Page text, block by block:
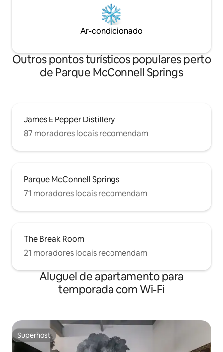
Ar-condicionado
Outros pontos turísticos populares perto
de Parque McConnell Springs
James E Pepper Distillery
87 moradores locais recomendam
Parque McConnell Springs
71 moradores locais recomendam
The Break Room
21 moradores locais recomendam
Aluguel de apartamento para
temporada com Wi-Fi
Superhost
Superhost